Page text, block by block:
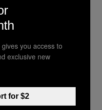
‘Millennial
The Gen
you access to
exclusive new
for $2